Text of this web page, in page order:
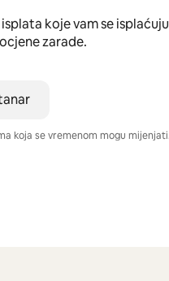
koje vam se
zarade.
koja se vremenom mogu